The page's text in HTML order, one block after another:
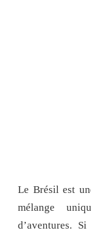
Le Brésil est
mélange
d’aventures.